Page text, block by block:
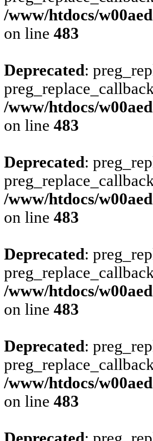
/www/htdocs/
on line 483
Deprecated:
/www/htdocs/
on line 483
Deprecated:
/www/htdocs/
on line 483
Deprecated:
/www/htdocs/
on line 483
Deprecated:
/www/htdocs/
on line 483